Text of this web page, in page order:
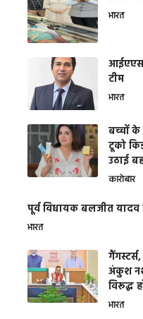
भारत
टीम
भारत
बच्चों
टूको
उठाई
कारोबार
पूर्व विधायक बलजीत यादव
भारत
अंकुश नशे
विरूद्ध
भारत